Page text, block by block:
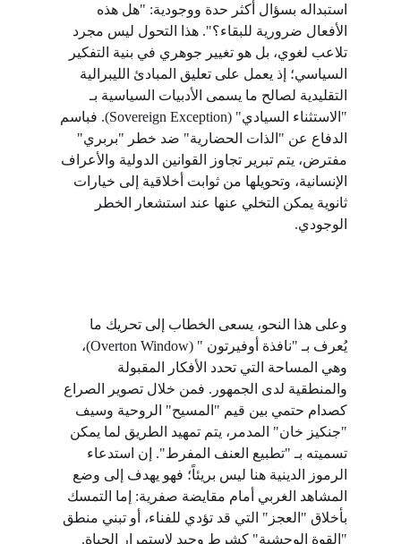
استبداله بسؤال أكثر حدة ووجودية: "هل هذه
الأفعال ضرورية للبقاء؟". هذا التحول ليس مجرد
تلاعب لغوي، بل هو تغيير جوهري في بنية التفكير
السياسي؛ إذ يعمل على تعليق المبادئ الليبرالية
التقليدية لصالح ما يسمى الأدبيات السياسية بـ
"الاستثناء السيادي" (Sovereign Exception). فباسم
الدفاع عن "الذات الحضارية" ضد خطر "بربري"
مفترض، يتم تبرير تجاوز القوانين الدولية والأعراف
الإنسانية، وتحويلها من ثوابت أخلاقية إلى خيارات
ثانوية يمكن التخلي عنها عند استشعار الخطر
الوجودي.
وعلى هذا النحو، يسعى الخطاب إلى تحريك ما
يُعرف بـ "نافذة أوفيرتون " (Overton Window)،
وهي المساحة التي تحدد الأفكار المقبولة
والمنطقية لدى الجمهور. فمن خلال تصوير الصراع
كصدام حتمي بين قيم "المسيح" الروحية وسيف
"جنكيز خان" المدمر، يتم تمهيد الطريق لما يمكن
تسميته بـ "تطبيع العنف المفرط". إن استدعاء
الرموز الدينية هنا ليس بريئاً؛ فهو يهدف إلى وضع
المشاهد الغربي أمام مقايضة صفرية: إما التمسك
بأخلاق "العجز" التي قد تؤدي للفناء، أو تبني منطق
"القوة الوحشية" كشرط وحيد لاستمرار الحياة.